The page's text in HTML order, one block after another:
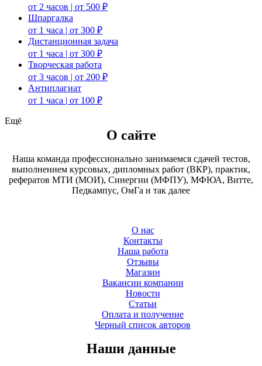
от 2 часов | от 500 ₽
Шпаргалка
от 1 часа | от 300 ₽
Дистанционная задача
от 1 часа | от 300 ₽
Творческая работа
от 3 часов | от 200 ₽
Антиплагиат
от 1 часа | от 100 ₽
Ещё
О сайте
Наша команда профессионально занимаемся сдачей тестов,
выполнением курсовых, дипломных работ (ВКР), практик,
рефератов МТИ (МОИ), Синергии (МФПУ), МФЮА, Витте,
Педкампус, ОмГа и так далее
О нас
Контакты
Наша работа
Отзывы
Магазин
Вакансии компании
Новости
Статьи
Оплата и получение
Черный список авторов
Наши данные